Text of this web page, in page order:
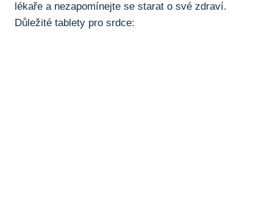
lékaře a nezapomínejte se starat o‌ své zdraví.
Důležité tablety pro srdce: